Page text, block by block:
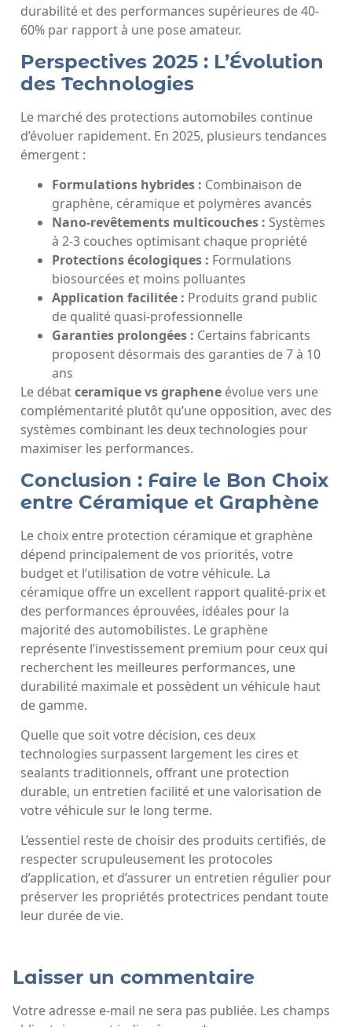
durabilité et des performances supérieures de 40-
60% par rapport à une pose amateur.
Perspectives 2025 : L’Évolution
des Technologies
Le marché des protections automobiles continue
d’évoluer rapidement. En 2025, plusieurs tendances
émergent :
Formulations hybrides : Combinaison de
graphène, céramique et polymères avancés
Nano-revêtements multicouches : Systèmes
à 2-3 couches optimisant chaque propriété
Protections écologiques : Formulations
biosourcées et moins polluantes
Application facilitée : Produits grand public
de qualité quasi-professionnelle
Garanties prolongées : Certains fabricants
proposent désormais des garanties de 7 à 10
ans
Le débatceramique vs graphene évolue vers une
complémentarité plutôt qu’une opposition, avec des
systèmes combinant les deux technologies pour
maximiser les performances.
Conclusion : Faire le Bon Choix
entre Céramique et Graphène
Le choix entre protection céramique et graphène
dépend principalement de vos priorités, votre
budget et l’utilisation de votre véhicule. La
céramique offre un excellent rapport qualité-prix et
des performances éprouvées, idéales pour la
majorité des automobilistes. Le graphène
représente l’investissement premium pour ceux qui
recherchent les meilleures performances, une
durabilité maximale et possèdent un véhicule haut
de gamme.
Quelle que soit votre décision, ces deux
technologies surpassent largement les cires et
sealants traditionnels, offrant une protection
durable, un entretien facilité et une valorisation de
votre véhicule sur le long terme.
L’essentiel reste de choisir des produits certifiés, de
respecter scrupuleusement les protocoles
d’application, et d’assurer un entretien régulier pour
préserver les propriétés protectrices pendant toute
leur durée de vie.
Laisser un commentaire
Votre adresse e-mail ne sera pas publiée. Les champs